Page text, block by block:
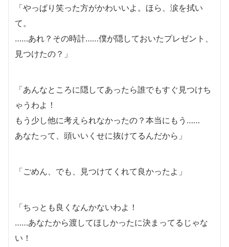
「やっぱり笑った方がかわいいよ。ほら、涙を拭い
て。
……あれ？その時計……僕が隠しておいたプレゼント、
見つけたの？」
「あんなところに隠してあったら誰でもすぐ見つけち
ゃうわよ！
もう少し他に考えられなかったの？本当にもう……
あなたって、頭いいくせに抜けてるんだから」
「ごめん、でも、見つけてくれて良かったよ」
「ちっとも良くなんかないわよ！
……あなたから渡してほしかったに決まってるじゃな
い！